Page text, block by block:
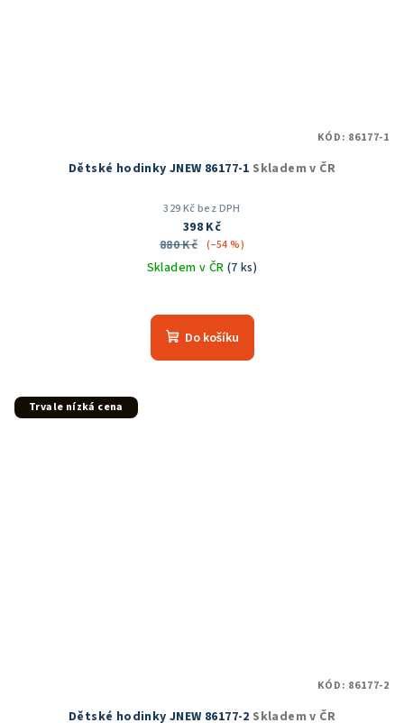
Dětské hodinky JNEW 86177-1 Skladem v ČR
329 Kč bez DPH
398 Kč
880 Kč (–54 %)
Skladem v ČR (7 ks)
Do košíku
KÓD: 86177-1
Trvale nízká cena
Dětské hodinky JNEW 86177-2 Skladem v ČR
KÓD: 86177-2